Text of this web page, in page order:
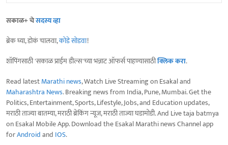
सकाळ+ चेसदस्य व्हा
ब्रेक घ्या, डोकं चालवा,कोडे सोडवा!
शॉपिंगसाठी 'सकाळ प्राईम डील्स'च्या भन्नाट ऑफर्स पाहण्यासाठीक्लिक करा.
Read latestMarathi news, Watch Live Streaming on Esakal and
Maharashtra News. Breaking news from India, Pune, Mumbai. Get the
Politics, Entertainment, Sports, Lifestyle, Jobs, and Education updates,
मराठी ताज्या बातम्या, मराठी ब्रेकिंग न्यूज, मराठी ताज्या घडामोडी. And Live taja batmya
on Esakal Mobile App. Download the Esakal Marathi news Channel app
forAndroidand IOS.